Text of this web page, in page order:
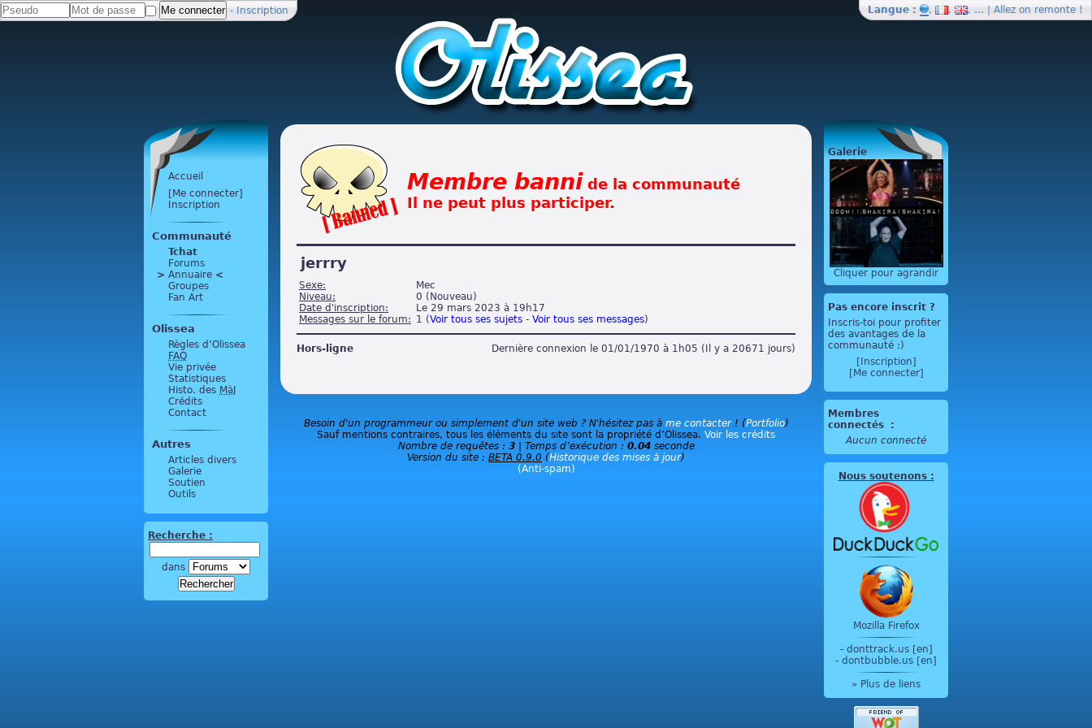
- Inscription Langue : , , , … | Allez on remonte !
Accueil
[Me connecter]
Inscription
Communauté
Tchat
Forums
> Annuaire <
Groupes
Fan Art
Olissea
Règles d’Olissea
FAQ
Vie privée
Statistiques
Histo. des MàJ
Crédits
Contact
Autres
Articles divers
Galerie
Soutien
Outils
Recherche :
dans
Membre banni de la communauté
Il ne peut plus participer.
jerrry
Sexe:
Mec
Niveau:
0 (Nouveau)
Date d'inscription:
Le 29 mars 2023 à 19h17
Messages sur le forum: 1 (Voir tous ses sujets - Voir tous ses messages)
Dernière connexion le 01/01/1970 à 1h05 (Il y a 20671 jours)
Hors-ligne
Besoin d'un programmeur ou simplement d'un site web ? N'hésitez pas à me contacter! (Portfolio)
Sauf mentions contraires, tous les éléments du site sont la propriété d’Olissea. Voir les crédits
Nombre de requêtes : 3| Temps d’exécution : 0.04seconde
Version du site : BETA 0.9.0 (Historique des mises à jour)
(Anti-spam)
Galerie
Cliquer pour agrandir
Pas encore inscrit ?
Inscris-toi pour profiter
des avantages de la
communauté :)
[Inscription]
[Me connecter]
Membres
connectés
:
Aucun connecté
Nous soutenons:
Mozilla Firefox
- donttrack.us [en]
- dontbubble.us [en]
» Plus de liens